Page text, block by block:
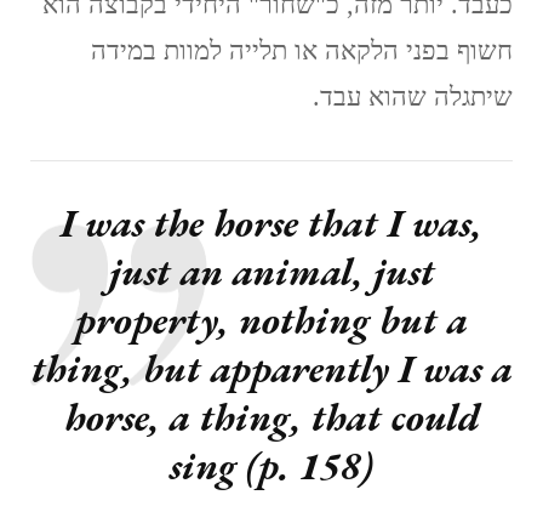
חשוף בפני הלקאה או תלייה למוות במידה
שיתגלה שהוא עבד.
I was the horse that I was,
just an animal, just
property, nothing but a
thing, but apparently I was a
horse, a thing, that could
sing (p. 158)